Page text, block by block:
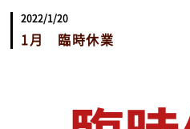
2022/1/20
1月 臨時休業